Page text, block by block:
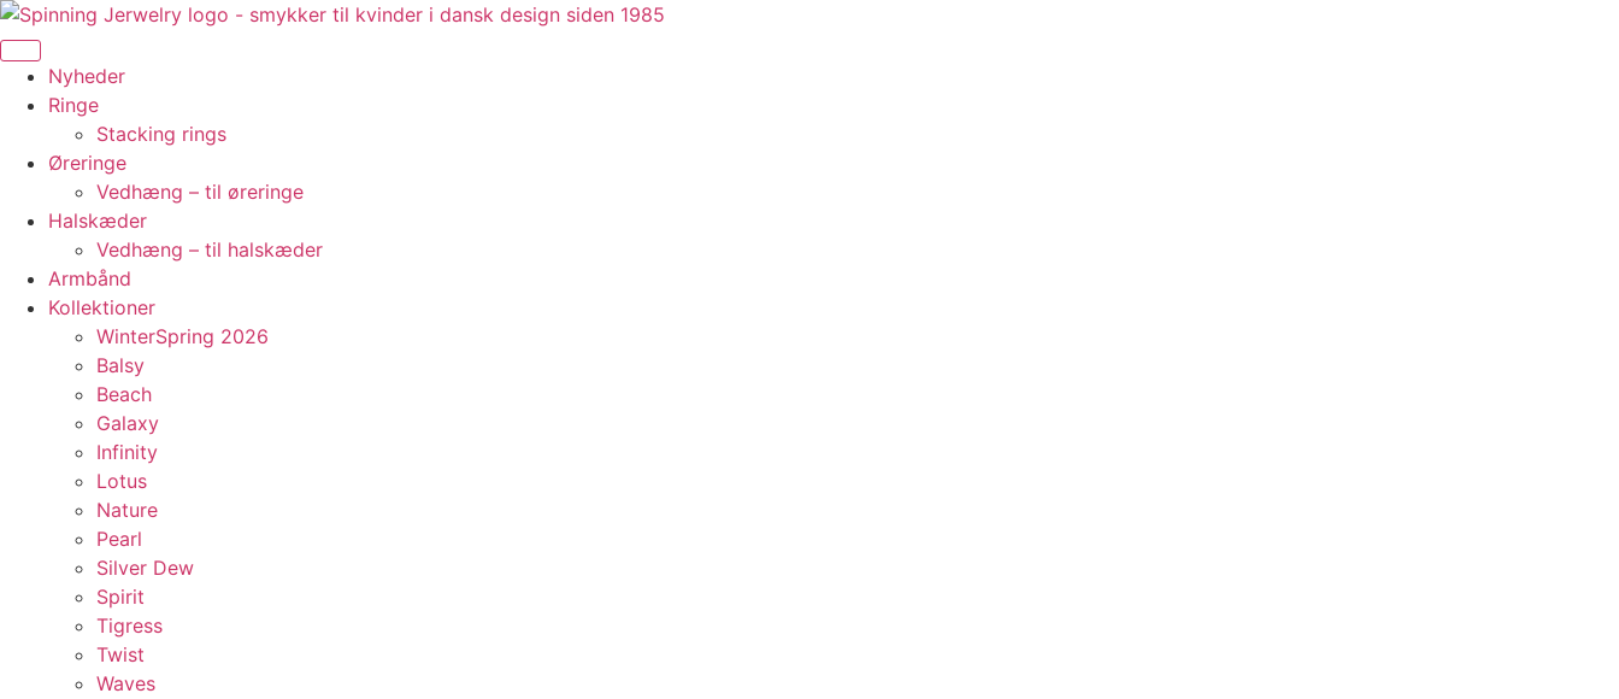
Videre
til
indholdNyheder
Ringe
Stacking rings
Øreringe
Vedhæng – til øreringe
Halskæder
Vedhæng – til halskæder
Armbånd
Kollektioner
WinterSpring 2026
Balsy
Beach
Galaxy
Infinity
Lotus
Nature
Pearl
Silver Dew
Spirit
Tigress
Twist
Waves